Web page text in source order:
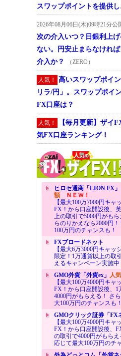
スワップポイントを提供
2026年08月06日(木)09時21分公
次の介入いつ？日銀利上
ない。円安止まらなけれ
介入か？
（ZERO）
人気！
高いスワップポイ
リラ/円」。スワップポイ
FX口座は？
人気！
【毎月更新】ザイ
気FX口座ランキング！
ヒロセ通商「LION FX」
額ＮＥＷ！
【最大100万7000円キャ
FX！から口座開設後、
上の取引で5000円がも
らのりかえなら2000円
100万円のチャンスも！
FXブロードネット
【最大6万3000円キャッ
限定！1万通貨以上の取
えるキャンペーン実施中
GMO外貨「外貨ex」 人
【最大100万4000円キャ
FX！から口座開設後、1
4000円がもらえる！ さ
大100万円のチャンスも！
GMOクリック証券「FX
【最大100万4000円キャ
FX！から口座開設後、
の取引で4000円がもら
応じて最大100万円のチ